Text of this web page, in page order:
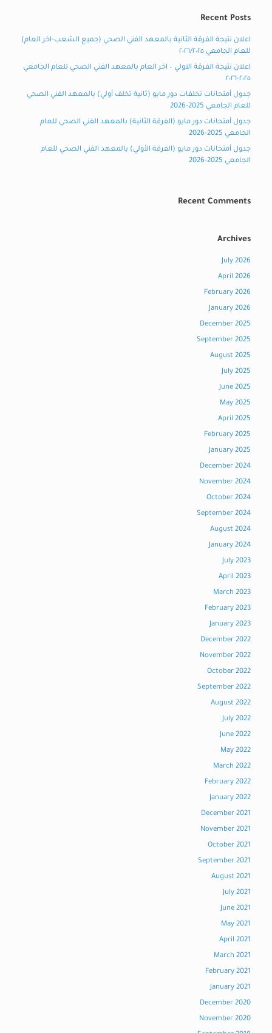
Recent Posts
اعلان نتيجة الفرقة الثانية بالمعهد الفني الصحي (جميع الشعب-اخر العام)
للعام الجامعي ٢٠٢٦/٢٠٢٥
اعلان نتيجة الفرقة الاولي – اخر العام بالمعهد الفني الصحي للعام الجامعي
٢٠٢٥-٢٠٢٦
جدول أمتحانات تخلفات دور مايو (ثانية تخلف أولي) بالمعهد الفني الصحي
للعام الجامعي 2025-2026
جدول أمتحانات دور مايو (الفرقة الثانية) بالمعهد الفني الصحي للعام
الجامعي 2025-2026
جدول أمتحانات دور مايو (الفرقة الأولي) بالمعهد الفني الصحي للعام
الجامعي 2025-2026
Recent Comments
Archives
July 2026
April 2026
February 2026
January 2026
December 2025
September 2025
August 2025
July 2025
June 2025
May 2025
April 2025
February 2025
January 2025
December 2024
November 2024
October 2024
September 2024
August 2024
January 2024
July 2023
April 2023
March 2023
February 2023
January 2023
December 2022
November 2022
October 2022
September 2022
August 2022
July 2022
June 2022
May 2022
March 2022
February 2022
January 2022
December 2021
November 2021
October 2021
September 2021
August 2021
July 2021
June 2021
May 2021
April 2021
March 2021
February 2021
January 2021
December 2020
November 2020